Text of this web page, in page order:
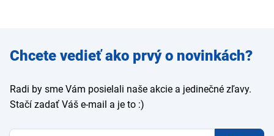
Zadajte
e-mail
Chcete vedieť ako prvý o novinkách?
Radi by sme Vám posielali naše akcie a jedinečné zľavy.
Stačí zadať Váš e-mail a je to :)